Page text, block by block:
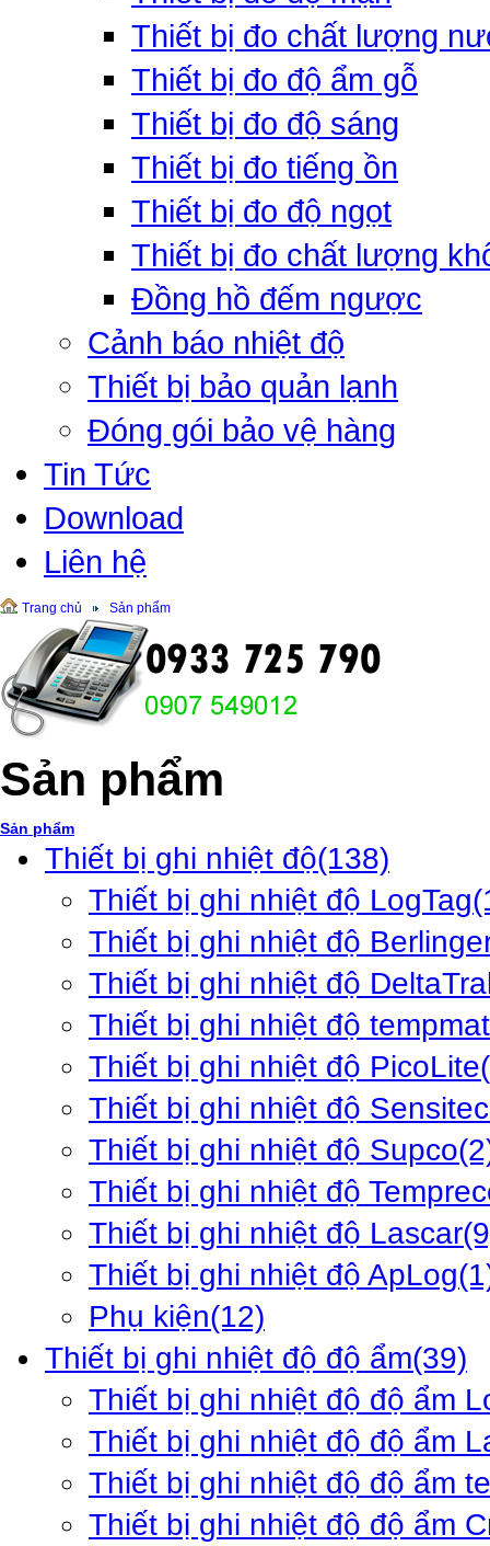
Thiết bị đo chất lượng
Thiết bị đo độ ẩm gỗ
Thiết bị đo độ sáng
Thiết bị đo tiếng ồn
Thiết bị đo độ ngọt
Thiết bị đo chất lượng
Đồng hồ đếm ngược
Cảnh báo nhiệt độ
Thiết bị bảo quản lạnh
Đóng gói bảo vệ hàng
Tin Tức
Download
Liên hệ
Trang chủ Sản phẩm
Sản phẩm
Sản phẩm
Thiết bị ghi nhiệt độ(138)
Thiết bị ghi nhiệt độ LogTag
Thiết bị ghi nhiệt độ
Thiết bị ghi nhiệt độ
Thiết bị ghi nhiệt độ
Thiết bị ghi nhiệt độ PicoLite
Thiết bị ghi nhiệt độ
Thiết bị ghi nhiệt độ Supco
Thiết bị ghi nhiệt độ
Thiết bị ghi nhiệt độ Lascar
Thiết bị ghi nhiệt độ ApLog
Phụ kiện(12)
Thiết bị ghi nhiệt độ độ ẩm(39)
Thiết bị ghi nhiệt độ độ ẩm
Thiết bị ghi nhiệt độ độ ẩm
Thiết bị ghi nhiệt độ độ ẩm
Thiết bị ghi nhiệt độ độ ẩm